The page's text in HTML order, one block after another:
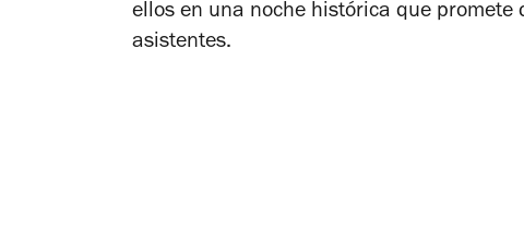
ellos en una noche histórica que
asistentes.